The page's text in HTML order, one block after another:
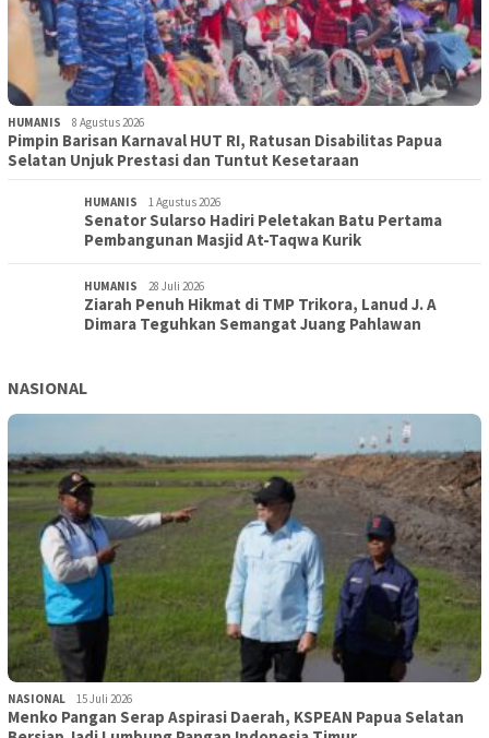
HUMANIS 8 Agustus 2026
Pimpin Barisan Karnaval HUT RI, Ratusan Disabilitas Papua
Selatan Unjuk Prestasi dan Tuntut Kesetaraan
HUMANIS 1 Agustus 2026
Senator Sularso Hadiri Peletakan Batu Pertama
Pembangunan Masjid At-Taqwa Kurik
HUMANIS 28 Juli 2026
Ziarah Penuh Hikmat di TMP Trikora, Lanud J. A
Dimara Teguhkan Semangat Juang Pahlawan
NASIONAL
NASIONAL 15 Juli 2026
Menko Pangan Serap Aspirasi Daerah, KSPEAN Papua Selatan